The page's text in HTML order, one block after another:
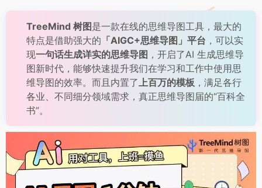
TreeMind 树图是一款在线的思维导图工具，最大的
特点是借助强大的 「AIGC+思维导图」平台 ，可以实
现一句话生成详实的思维导图 ，开启了AI 生成思维导
图新时代，能够快速提升我们在学习和工作中使用思
维导图的效率。而且内置了上百万的模板 ，满足各行
各业、不同细分领域需求，真正思维导图届的“百科全
书”。